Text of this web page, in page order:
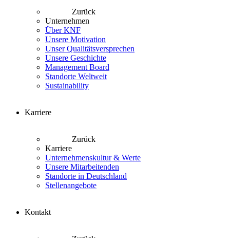
Zurück
Unternehmen
Über KNF
Unsere Motivation
Unser Qualitätsversprechen
Unsere Geschichte
Management Board
Standorte Weltweit
Sustainability
Karriere
Zurück
Karriere
Unternehmenskultur & Werte
Unsere Mitarbeitenden
Standorte in Deutschland
Stellenangebote
Kontakt